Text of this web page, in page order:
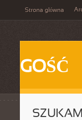
Strona główna
GOŚĆ